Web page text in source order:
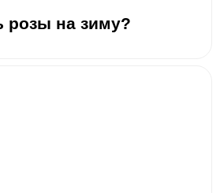
розы на зиму?